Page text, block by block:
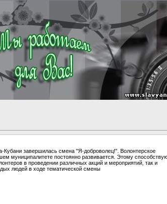
Кубани завершилась смена "Я-доброволец!". Волонтерское
муниципалитете постоянно развивается. Этому
в проведении различных акций и мероприятий, так и
людей в ходе тематической смены